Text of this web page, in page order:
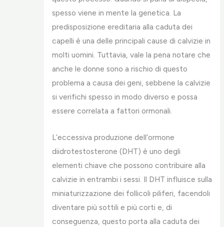
spesso viene in mente la genetica. La
predisposizione ereditaria alla caduta dei
capelli è una delle principali cause di calvizie in
molti uomini. Tuttavia, vale la pena notare che
anche le donne sono a rischio di questo
problema a causa dei geni, sebbene la calvizie
si verifichi spesso in modo diverso e possa
essere correlata a fattori ormonali.
L’eccessiva produzione dell’ormone
diidrotestosterone (DHT) è uno degli
elementi chiave che possono contribuire alla
calvizie in entrambi i sessi. Il DHT influisce sulla
miniaturizzazione dei follicoli piliferi, facendoli
diventare più sottili e più corti e, di
conseguenza, questo porta alla caduta dei